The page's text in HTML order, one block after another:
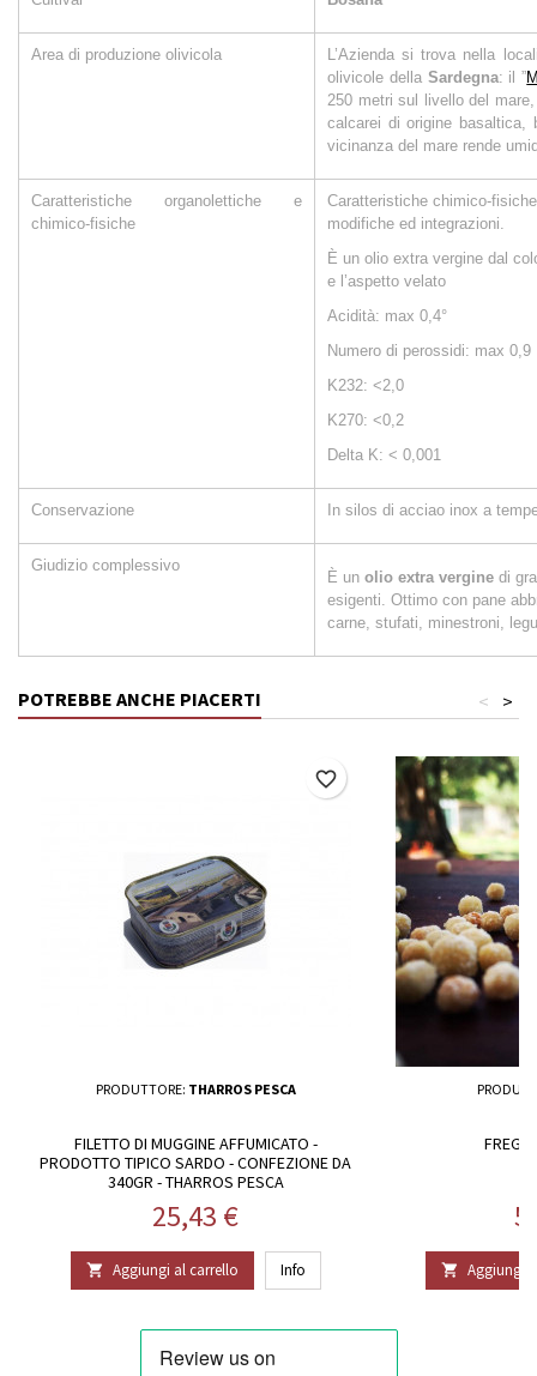
Area di produzione olivicola
L’Azienda si trova nella
olivicole della Sardegna: il ”
250 metri sul livello del
calcarei di origine
vicinanza del mare rende
Caratteristiche organolettiche e
chimico-fisiche
Caratteristiche chimico-
modifiche ed integrazioni.
È un olio extra vergine dal
e l’aspetto velato
Acidità: max 0,4°
Numero di perossidi: max 0,9
K232: <2,0
K270: <0,2
Delta K: < 0,001
Conservazione In silos di acciao inox a
Giudizio complessivo
È un olio extra vergine di
esigenti. Ottimo con pane
carne, stufati, minestroni,
POTREBBE ANCHE PIACERTI >
<
PRODUTTORE: THARROS PESCA
FILETTO DI MUGGINE AFFUMICATO -
PRODOTTO TIPICO SARDO - CONFEZIONE DA
340GR - THARROS PESCA
Prezzo
25,43 €
 Aggiungi al carrello Info
favorite_border
 Aggiungi